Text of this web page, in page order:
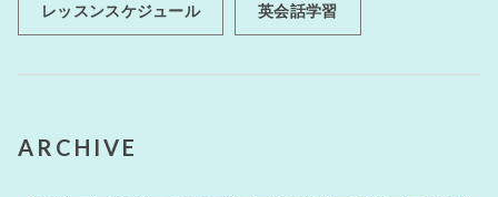
レッスンスケジュール 英会話学習
ARCHIVE